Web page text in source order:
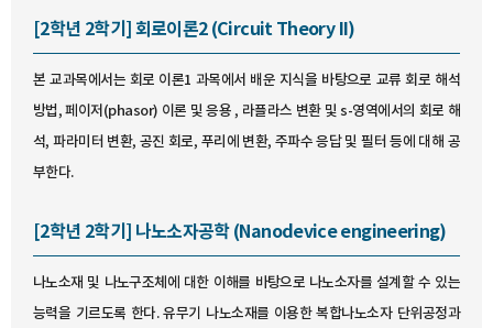
[2학년 2학기] 회로이론2 (Circuit Theory II)
본 교과목에서는 회로 이론1 과목에서 배운 지식을 바탕으로 교류 회로 해석
방법, 페이저(phasor) 이론 및 응용 , 라플라스 변환 및 s-영역에서의 회로 해
석, 파라미터 변환, 공진 회로, 푸리에 변환, 주파수 응답 및 필터 등에 대해 공
부한다.
[2학년 2학기] 나노소자공학 (Nanodevice engineering)
나노소재 및 나노구조체에 대한 이해를 바탕으로 나노소자를 설계할 수 있는
능력을 기르도록 한다. 유무기 나노소재를 이용한 복합나노소자 단위공정과